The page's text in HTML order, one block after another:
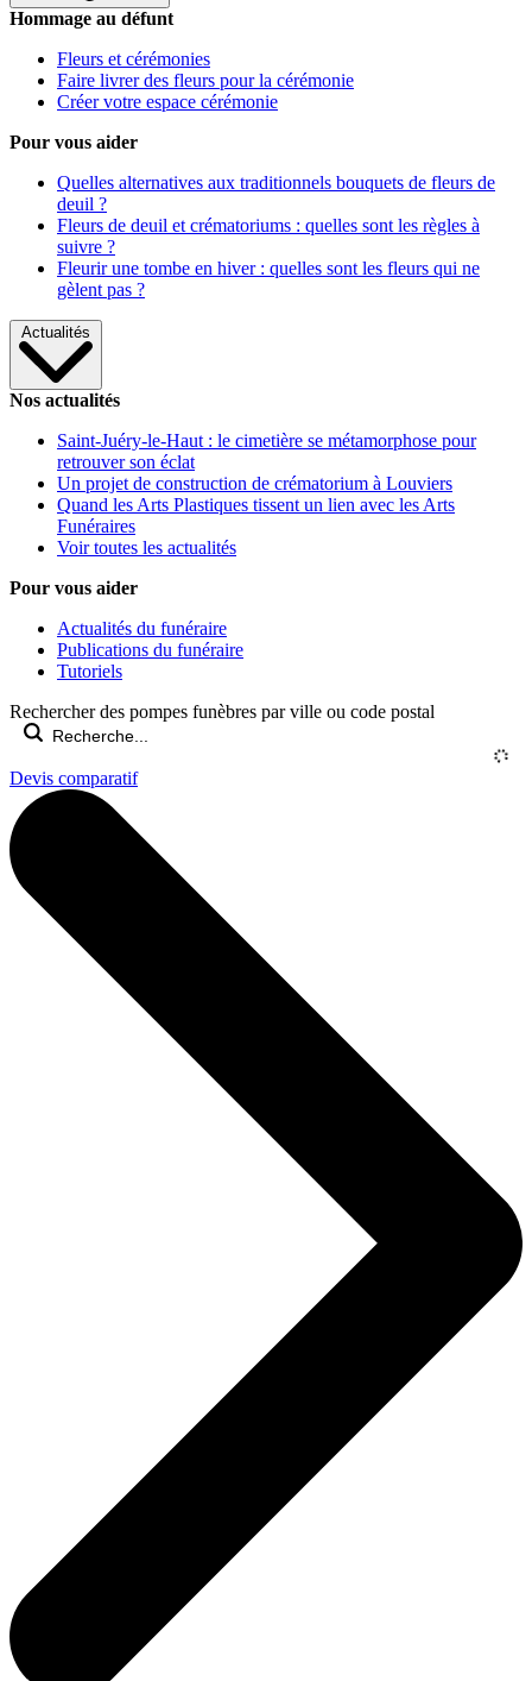
Hommage au défunt
Fleurs et cérémonies
Faire livrer des fleurs pour la cérémonie
Créer votre espace cérémonie
Pour vous aider
Quelles alternatives aux traditionnels bouquets de fleurs de
deuil ?
Fleurs de deuil et crématoriums : quelles sont les règles à
suivre ?
Fleurir une tombe en hiver : quelles sont les fleurs qui ne
gèlent pas ?
Actualités
Nos actualités
Saint-Juéry-le-Haut : le cimetière se métamorphose pour
retrouver son éclat
Un projet de construction de crématorium à Louviers
Quand les Arts Plastiques tissent un lien avec les Arts
Funéraires
Voir toutes les actualités
Pour vous aider
Actualités du funéraire
Publications du funéraire
Tutoriels
Rechercher des pompes funèbres par ville ou code postal
Devis comparatif